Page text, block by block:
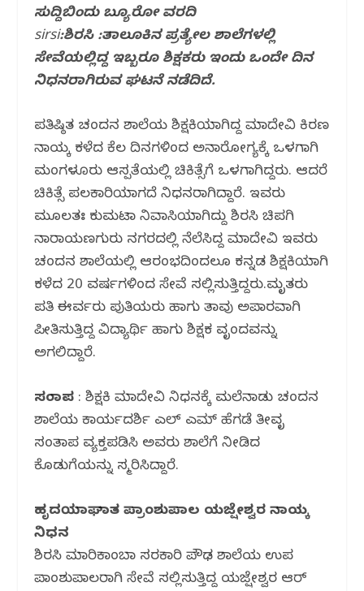
c
e
b
o
o
k
itt
e
r
at
s
A
p
p
e
g
ra
m
ar
e
ಸುದ್ದಿಬಿಂದು ಬ್ಯೂರೋ ವರದಿ
sirsi:ಶಿರಸಿ :ತಾಲೂಕಿನ ಪ್ರತ್ಯೇಲ ಶಾಲೆಗಳಲ್ಲಿ
ಸೇವೆಯಲ್ಲಿದ್ದ ಇಬ್ಬರೂ ಶಿಕ್ಷಕರು ಇಂದು ಒಂದೇ ದಿನ
ನಿಧನರಾಗಿರುವ ಘಟನೆ ನಡೆದಿದೆ.
ಪ್ರತಿಷ್ಠಿತ ಚಂದನ ಶಾಲೆಯ ಶಿಕ್ಷಕಿಯಾಗಿದ್ದ ಮಾದೇವಿ ಕಿರಣ
ನಾಯ್ಕ ಕಳೆದ ಕೆಲ ದಿನಗಳಿಂದ ಅನಾರೋಗ್ಯಕ್ಕೆ ಒಳಗಾಗಿ
ಮಂಗಳೂರು ಆಸ್ಪತ್ರೆಯಲ್ಲಿ ಚಿಕಿತ್ಸೆಗೆ ಒಳಗಾಗಿದ್ದರು. ಆದರೆ
ಚಿಕಿತ್ಸೆ ಪಲಕಾರಿಯಾಗದೆ ನಿಧನರಾಗಿದ್ದಾರೆ. ಇವರು
ಮೂಲತಃ ಕುಮಟಾ ನಿವಾಸಿಯಾಗಿದ್ದು ಶಿರಸಿ ಚಿಪಗಿ
ನಾರಾಯಣಗುರು ನಗರದಲ್ಲಿ ನೆಲೆಸಿದ್ದ ಮಾದೇವಿ ಇವರು
ಚಂದನ ಶಾಲೆಯಲ್ಲಿ ಆರಂಭದಿಂದಲೂ ಕನ್ನಡ ಶಿಕ್ಷಕಿಯಾಗಿ
ಕಳೆದ 20 ವರ್ಷಗಳಿಂದ ಸೇವೆ ಸಲ್ಲಿಸುತ್ತಿದ್ದರು.ಮೃತರು
ಪತಿ ಈರ್ವರು ಪುತ್ರಿಯರು ಹಾಗು ತಾವು ಅಪಾರವಾಗಿ
ಪ್ರೀತಿಸುತ್ತಿದ್ದ ವಿದ್ಯಾರ್ಥಿ ಹಾಗು ಶಿಕ್ಷಕ ವೃಂದವನ್ನು
ಅಗಲಿದ್ದಾರೆ.
ಸಂತಾಪ : ಶಿಕ್ಷಕಿ ಮಾದೇವಿ ನಿಧನಕ್ಕೆ ಮಲೆನಾಡು ಚಂದನ
ಶಾಲೆಯ ಕಾರ್ಯದರ್ಶಿ ಎಲ್ ಎಮ್ ಹೆಗಡೆ ತೀವೃ
ಸಂತಾಪ ವ್ಯಕ್ತಪಡಿಸಿ ಅವರು ಶಾಲೆಗೆ ನೀಡಿದ
ಕೊಡುಗೆಯನ್ನು ಸ್ಮರಿಸಿದ್ದಾರೆ.
ಹೃದಯಾಘಾತ ಪ್ರಾಂಶುಪಾಲ ಯಜ್ಷೇಶ್ವರ ನಾಯ್ಕ
ನಿಧನ
ಶಿರಸಿ ಮಾರಿಕಾಂಬಾ ಸರಕಾರಿ ಪ್ರೌಢ ಶಾಲೆಯ ಉಪ
ಪ್ರಾಂಶುಪಾಲರಾಗಿ ಸೇವೆ ಸಲ್ಲಿಸುತ್ತಿದ್ದ ಯಜ್ಷೇಶ್ವರ ಆರ್